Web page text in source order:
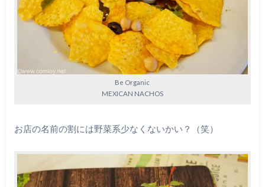
Be Organic
MEXICAN NACHOS
お店の名前の割には野菜系少なくないかい？（笑）